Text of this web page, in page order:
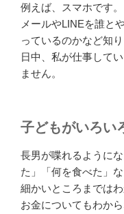
例えば、スマホです。
メールやLINEを誰と
っているのかなど知り
日中、私が仕事して
ません。
子どもがいろい
長男が喋れるように
た」「何を食べた」
細かいところまではわ
お金についてもわか